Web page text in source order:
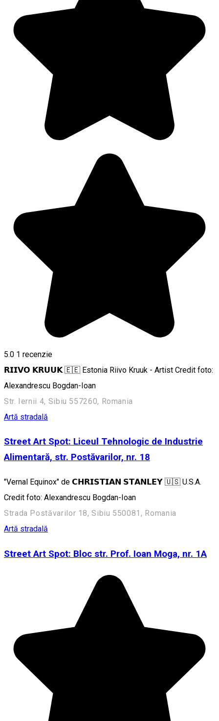
5.0 1 recenzie
𝗥𝗜𝗜𝗩𝗢 𝗞𝗥𝗨𝗨𝗞 🇪🇪 Estonia Riivo Kruuk - Artist Credit foto:
Alexandrescu Bogdan-Ioan
Str. Iernii 4, Sibiu 557260, Romania
Artă stradală
Street Art Spot: Liceul Tehnologic de Industrie
Alimentară, str. Postăvarilor, nr. 18
"Vernal Equinox" de 𝗖𝗛𝗥𝗜𝗦𝗧𝗜𝗔𝗡 𝗦𝗧𝗔𝗡𝗟𝗘𝗬 🇺🇸 U.S.A.
Credit foto: Alexandrescu Bogdan-Ioan
Strada Postăvarilor 18, Sibiu 550081, Romania
Artă stradală
Street Art Spot: Bloc str. Prof. Ioan Moga, nr. 1A